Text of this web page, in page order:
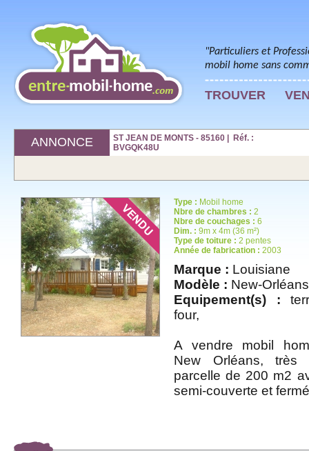
"Particuliers et
mobil home sans
TROUVER
ANNONCE
ST JEAN DE MONTS - 85160 | Réf. :
BVGQK48U
Type : Mobil home
Nbre de chambres : 2
Nbre de couchages : 6
Dim. : 9m x 4m (36 m²)
Type de toiture : 2 pentes
Année de fabrication : 2003
Marque : Louisiane
Modèle : New-Orléans
Equipement(s) :
four,
A vendre mobil
New Orléans, très
parcelle de 200 m2
semi-couverte et